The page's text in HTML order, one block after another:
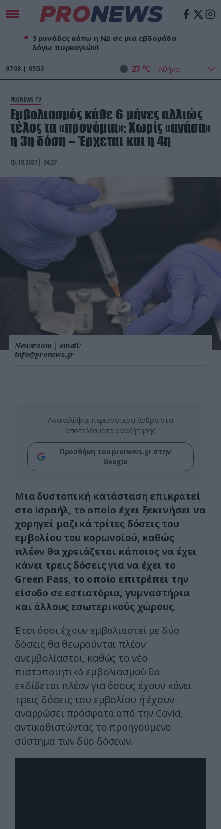
3 μονάδες κάτω η ΝΔ σε μια εβδομάδα
λόγω πυρκαγιών!
07 08 05:53 27 oC
PRONEWS TV
Εμβολιασμός κάθε 6 μήνες αλλιώς
τέλος τα «προνόμια»: Χωρίς «ανάσα»
η 3η δόση – Έρχεται και η 4η
05.10.2021 | 04:27
Newsroom | email:
info@pronews.gr
Ανακαλύψτε περισσότερα άρθρα στα
αποτελέσματα αναζήτησης
Προσθήκη του pronews.gr στην
Google
Μια δυστοπική κατάσταση επικρατεί
στο Ισραήλ, το οποίο έχει ξεκινήσει να
χορηγεί μαζικά τρίτες δόσεις του
εμβολίου του κορωνοϊού, καθώς
πλέον θα χρειάζεται κάποιος να έχει
κάνει τρεις δόσεις για να έχει το
Green Pass, το οποίο επιτρέπει την
είσοδο σε εστιατόρια, γυμναστήρια
και άλλους εσωτερικούς χώρους.
Έτσι όσοι έχουν εμβολιαστεί με δύο
δόσεις θα θεωρούνται πλέον
ανεμβολίαστοι, καθώς το νέο
πιστοποιητικό εμβολιασμού θα
εκδίδεται πλέον για όσους έχουν κάνει
τρεις δόσεις του εμβολίου ή έχουν
αναρρώσει πρόσφατα από την Covid,
αντικαθιστώντας το προηγούμενο
σύστημα των δύο δόσεων.